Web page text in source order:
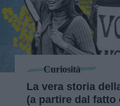
Curiosità
La vera storia
(a partire dal fatto